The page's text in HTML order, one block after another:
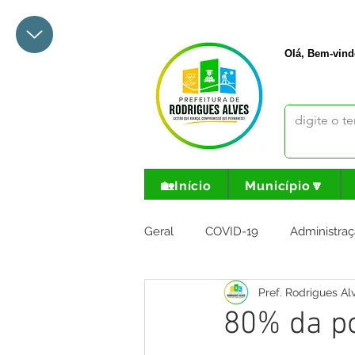
Olá, Bem-
🏡Início Município🔽
Geral COVID-19
Meio Ambiente e Turismo
80% da
Pref. Rodrigues